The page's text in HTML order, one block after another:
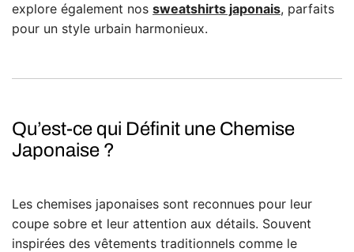
explore également nos sweatshirts japonais, parfaits
pour un style urbain harmonieux.
Qu’est-ce qui Définit une Chemise
Japonaise ?
Les chemises japonaises sont reconnues pour leur
coupe sobre et leur attention aux détails. Souvent
inspirées des vêtements traditionnels comme le